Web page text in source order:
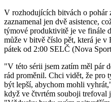
V rozhodujících bitvách o pohár
zaznamenal jen dvě asistence,
týmové produktivitě je ve finále
může v bitvě číslo pět, která je v
pátek od 2:00 SELČ (Nova
"V této sérii jsem zatím měl pár
rád proměnil. Chci vidět, že pro
být lepší, abychom mohli
když ve čtvrtém souboji trefoval